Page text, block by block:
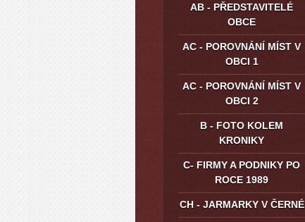
AB - PŘEDSTAVITELÉ
OBCE
AC - POROVNÁNÍ MÍST V
OBCI 1
AC - POROVNÁNÍ MÍST V
OBCI 2
B - FOTO KOLEM
KRONIKY
C- FIRMY A PODNIKY PO
ROCE 1989
CH - JARMARKY V ČERNÉ